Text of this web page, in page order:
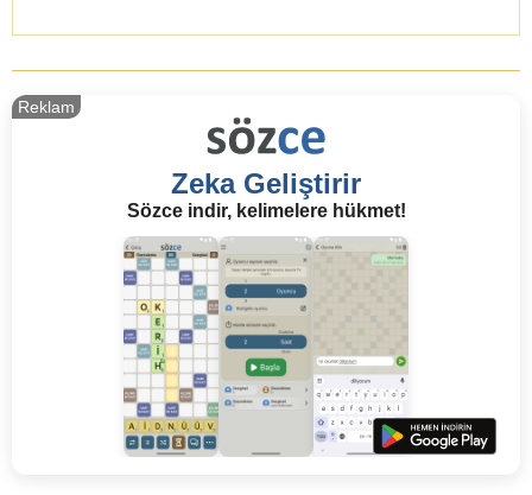
Zeka Geliştirir
Sözce indir, kelimelere hükmet!
Reklam